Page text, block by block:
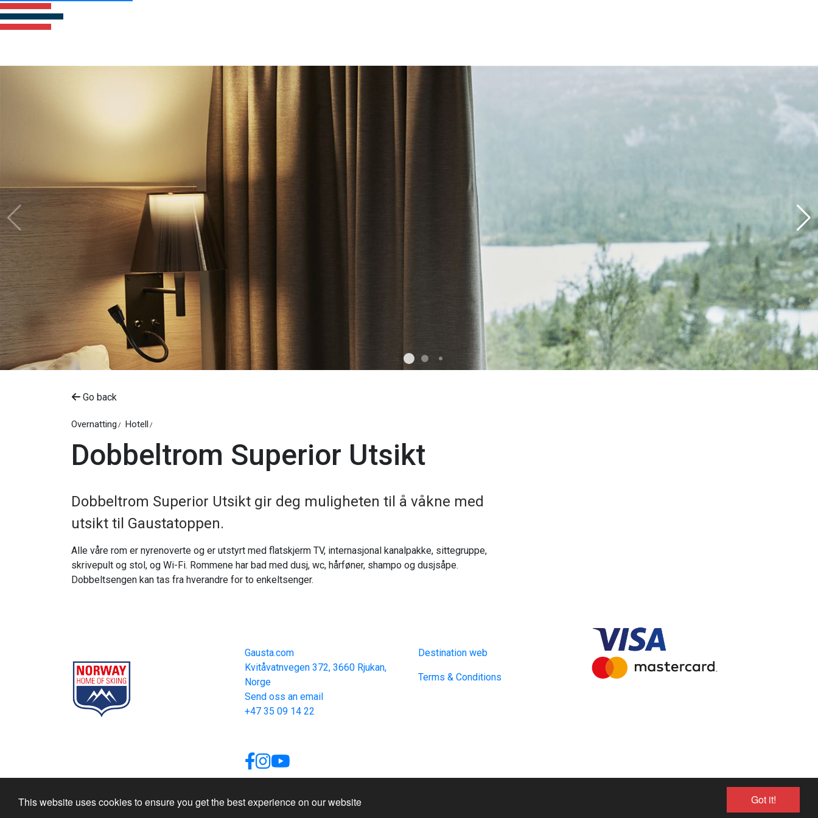
Got it!
This website uses cookies to ensure you get the best experience on our website
Go back
Overnatting Hotell
Dobbeltrom Superior Utsikt
Dobbeltrom Superior Utsikt gir deg muligheten til å våkne med
utsikt til Gaustatoppen.
Alle våre rom er nyrenoverte og er utstyrt med flatskjerm TV, internasjonal kanalpakke, sittegruppe,
skrivepult og stol, og Wi-Fi. Rommene har bad med dusj, wc, hårføner, shampo og dusjsåpe.
Dobbeltsengen kan tas fra hverandre for to enkeltsenger.
Gausta.com
Kvitåvatnvegen 372, 3660 Rjukan,
Norge
Send oss an email
+47 35 09 14 22
Destination web
Terms & Conditions
Site produced byVisit Group withCitybreak™ Information & Reservation System.